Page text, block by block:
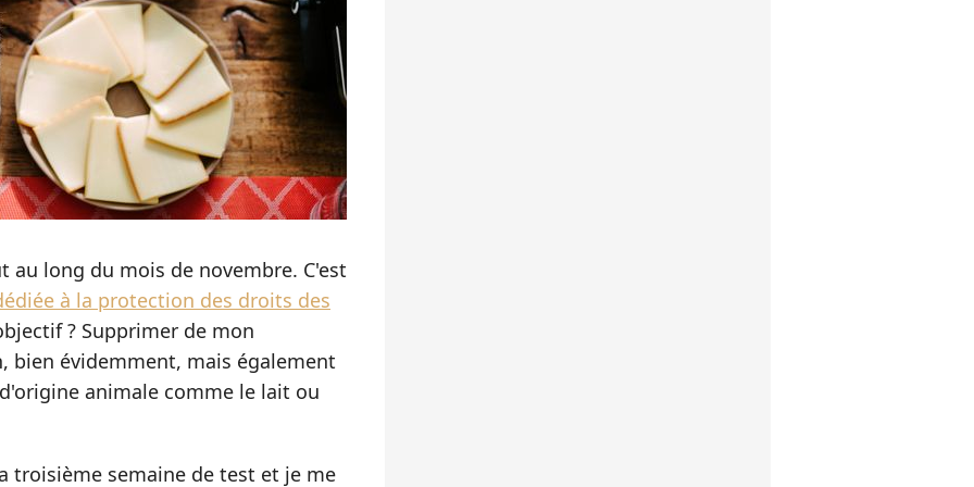
au long du mois de novembre. C'est
à la protection des droits des
? Supprimer de mon
bien évidemment, mais également
animale comme le lait ou
troisième semaine de test et je me